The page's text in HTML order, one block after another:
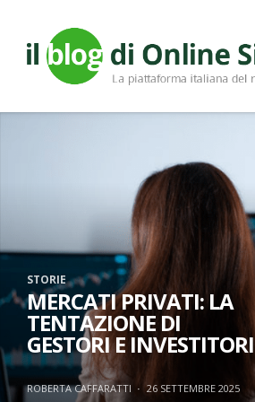
STORIE
MERCATI PRIVATI: LA
TENTAZIONE DI
GESTORI E INVESTITORI
ROBERTA CAFFARATTI · 26 SETTEMBRE 2025